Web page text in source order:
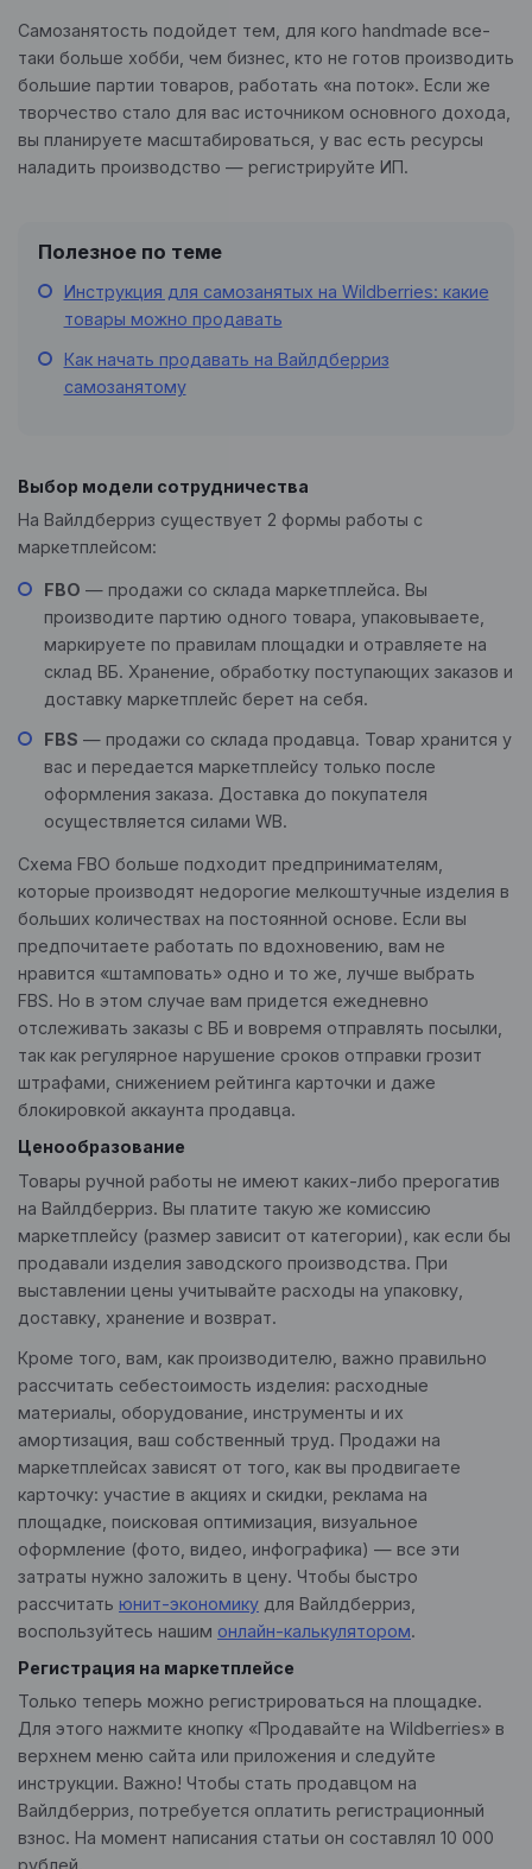
Самозанятость подойдет тем, для кого handmade все-
таки больше хобби, чем бизнес, кто не готов производить
большие партии товаров, работать «на поток». Если же
творчество стало для вас источником основного дохода,
вы планируете масштабироваться, у вас есть ресурсы
наладить производство — регистрируйте ИП.
Полезное по теме
Инструкция для самозанятых на Wildberries: какие
товары можно продавать
Как начать продавать на Вайлдберриз
самозанятому
Выбор модели сотрудничества
На Вайлдберриз существует 2 формы работы с
маркетплейсом:
FBO — продажи со склада маркетплейса. Вы
производите партию одного товара, упаковываете,
маркируете по правилам площадки и отравляете на
склад ВБ. Хранение, обработку поступающих заказов и
доставку маркетплейс берет на себя.
FBS — продажи со склада продавца. Товар хранится у
вас и передается маркетплейсу только после
оформления заказа. Доставка до покупателя
осуществляется силами WB.
Схема FBO больше подходит предпринимателям,
которые производят недорогие мелкоштучные изделия в
больших количествах на постоянной основе. Если вы
предпочитаете работать по вдохновению, вам не
нравится «штамповать» одно и то же, лучше выбрать
FBS. Но в этом случае вам придется ежедневно
отслеживать заказы с ВБ и вовремя отправлять посылки,
так как регулярное нарушение сроков отправки грозит
штрафами, снижением рейтинга карточки и даже
блокировкой аккаунта продавца.
Ценообразование
Товары ручной работы не имеют каких-либо прерогатив
на Вайлдберриз. Вы платите такую же комиссию
маркетплейсу (размер зависит от категории), как если бы
продавали изделия заводского производства. При
выставлении цены учитывайте расходы на упаковку,
доставку, хранение и возврат.
Кроме того, вам, как производителю, важно правильно
рассчитать себестоимость изделия: расходные
материалы, оборудование, инструменты и их
амортизация, ваш собственный труд. Продажи на
маркетплейсах зависят от того, как вы продвигаете
карточку: участие в акциях и скидки, реклама на
площадке, поисковая оптимизация, визуальное
оформление (фото, видео, инфографика) — все эти
затраты нужно заложить в цену. Чтобы быстро
рассчитать юнит-экономику для Вайлдберриз,
воспользуйтесь нашим онлайн-калькулятором.
Регистрация на маркетплейсе
Только теперь можно регистрироваться на площадке.
Для этого нажмите кнопку «Продавайте на Wildberries» в
верхнем меню сайта или приложения и следуйте
инструкции. Важно! Чтобы стать продавцом на
Вайлдберриз, потребуется оплатить регистрационный
взнос. На момент написания статьи он составлял 10 000
рублей.